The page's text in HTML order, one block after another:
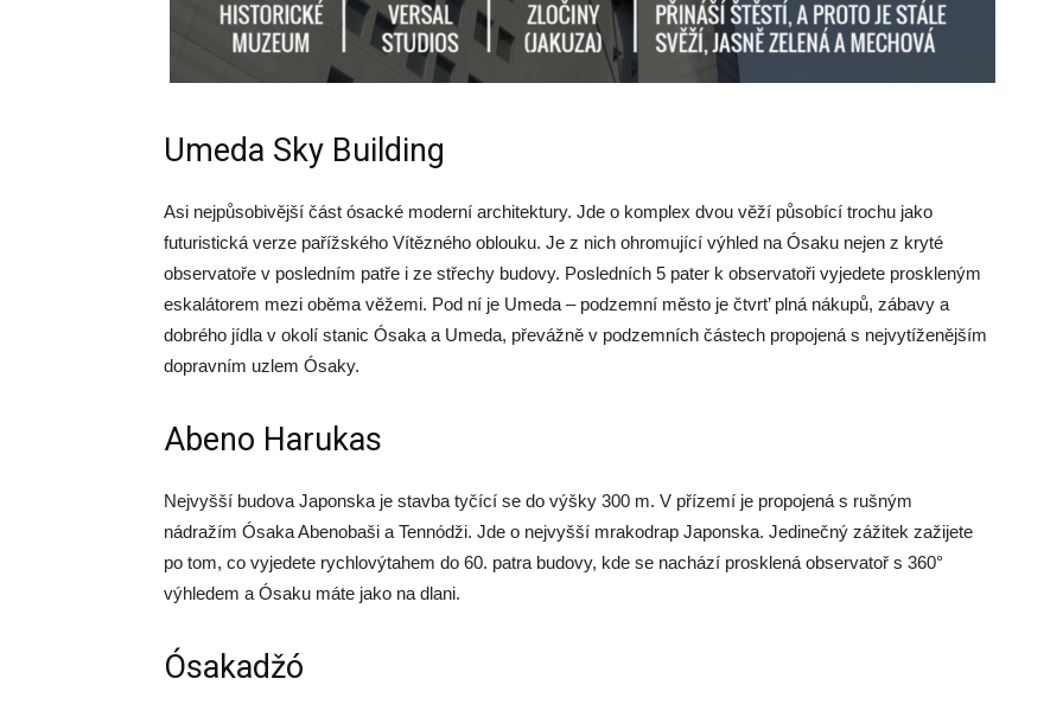
Umeda Sky Building
Asi nejpůsobivější část ósacké moderní architektury. Jde o komplex dvou věží působící trochu jako
futuristická verze pařížského Vítězného oblouku. Je z nich ohromující výhled na Ósaku nejen z kryté
observatoře v posledním patře i ze střechy budovy. Posledních 5 pater k observatoři vyjedete proskleným
eskalátorem mezi oběma věžemi. Pod ní je Umeda – podzemní město je čtvrt’ plná nákupů, zábavy a
dobrého jídla v okolí stanic Ósaka a Umeda, převážně v podzemních částech propojená s nejvytíženějším
dopravním uzlem Ósaky.
Abeno Harukas
Nejvyšší budova Japonska je stavba tyčící se do výšky 300 m. V přízemí je propojená s rušným
nádražím Ósaka Abenobaši a Tennódži. Jde o nejvyšší mrakodrap Japonska. Jedinečný zážitek zažijete
po tom, co vyjedete rychlovýtahem do 60. patra budovy, kde se nachází prosklená observatoř s 360°
výhledem a Ósaku máte jako na dlani.
Ósakadžó